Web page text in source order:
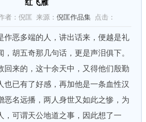
红飞雁
者：倪匡 来源： 倪匡作品集点击：
恶多端的人，讲出话来，便越是礼
，胡五奇那几句话，更是声泪俱下。
回来的，这十余天中，又得他们殷勤
也已有了好感，再加他是一条血性汉
恶名远播，两人身世又如此之惨，为
，可谓天公地道之事，因此想了一